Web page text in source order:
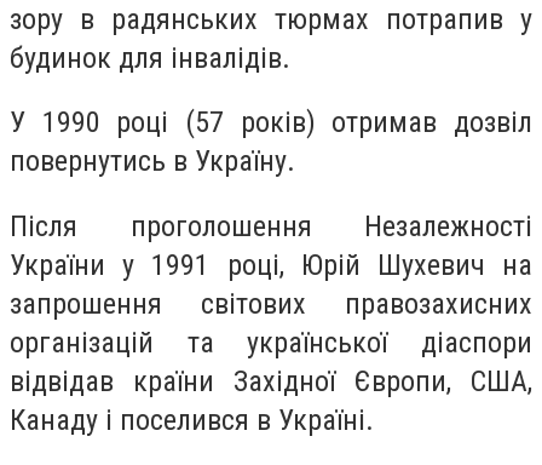
зору в радянських тюрмах потрапив у
будинок для інвалідів.
У 1990 році (57 років) отримав дозвіл
повернутись в Україну.
Після проголошення Незалежності
України у 1991 році, Юрій Шухевич на
запрошення світових правозахисних
організацій та української діаспори
відвідав країни Західної Європи, США,
Канаду і поселився в Україні.